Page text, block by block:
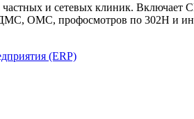
и сетевых клиник. Включает
ДМС, ОМС, профосмотров по 302Н и
(ERP)